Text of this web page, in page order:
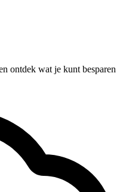
ontdek wat je kunt besparen